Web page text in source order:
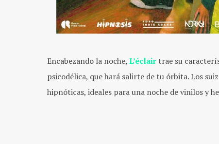
Encabezando la noche, L’éclair trae su
psicodélica, que hará salirte de tu órbita. Los
hipnóticas, ideales para una noche de vinilos y